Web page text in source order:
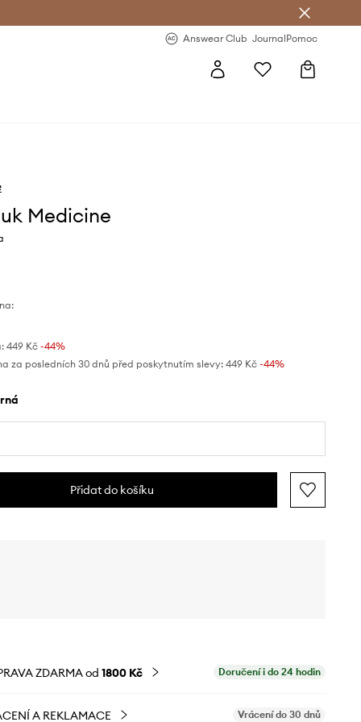
Answear Club JournalPomoc
Medicine
449 Kč-44%
za posledních 30 dnů před poskytnutím slevy: 449 Kč -44%
Přidat do košíku
ZDARMA od 1800 Kč Doručení i do 24 hodin
A REKLAMACE Vrácení do 30 dnů